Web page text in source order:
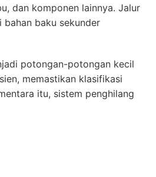
dan komponen lainnya. Jalur
baku sekunder
potongan-potongan kecil
memastikan klasifikasi
itu, sistem penghilang